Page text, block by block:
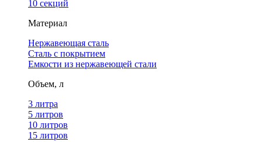
10 секций
Материал
Нержавеющая сталь
Сталь с покрытием
Емкости из нержавеющей стали
Объем, л
3 литра
5 литров
10 литров
15 литров